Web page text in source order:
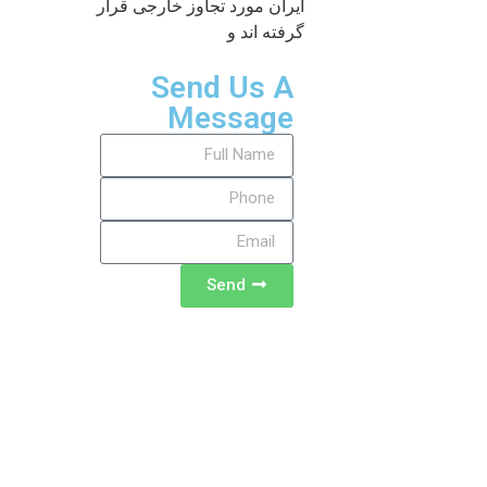
ایران مورد تجاوز خارجی قرار
گرفته اند و
Send Us A
Message
Send